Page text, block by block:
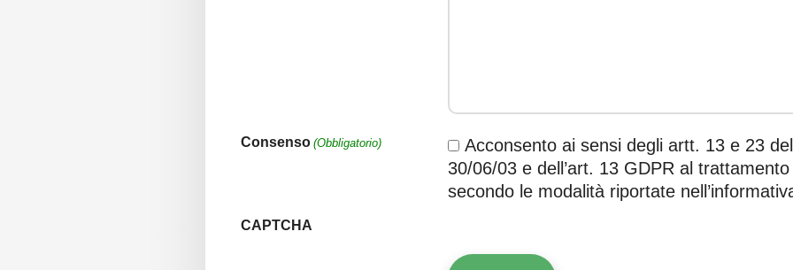
Consenso (Obbligatorio)
Acconsento ai sensi degli artt. 13 e 23
30/06/03 e dell’art. 13 GDPR al
secondo le modalità riportate
CAPTCHA